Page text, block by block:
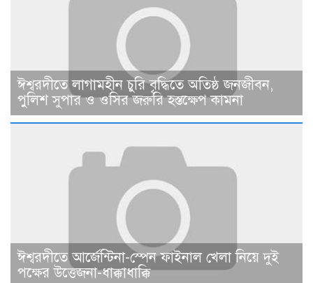
ঈশ্বরদীতে লাগামহীন চুরি বৃদ্ধিতে অতিষ্ঠ জনজীবন,
পুলিশ সুপার ও ওসির জরুরি হস্তক্ষেপ কামনা ​
ঈশ্বরদীতে আর্জেন্টিনা-স্পেন ফাইনাল খেলা নিয়ে দুই
পক্ষের উত্তেজনা-ধাক্কাধাক্কি